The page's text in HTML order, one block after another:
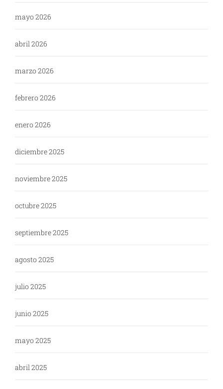
mayo 2026
abril 2026
marzo 2026
febrero 2026
enero 2026
diciembre 2025
noviembre 2025
octubre 2025
septiembre 2025
agosto 2025
julio 2025
junio 2025
mayo 2025
abril 2025